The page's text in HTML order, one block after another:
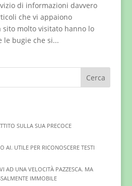
di informazioni davvero
che vi appaiono
molto visitato hanno lo
le bugie che si...
Cerca
SULLA SUA PRECOCE
AI. UTILE PER RICONOSCERE TESTI
AD UNA VELOCITÀ PAZZESCA. MA
IMMOBILE